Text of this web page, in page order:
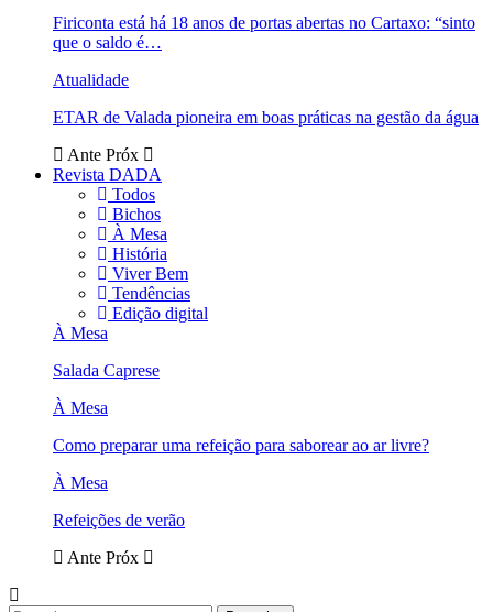
Firiconta está há 18 anos de portas abertas no Cartaxo: “sinto
que o saldo é…
Atualidade
ETAR de Valada pioneira em boas práticas na gestão da água
Ante Próx
Revista DADA
Todos
Bichos
À Mesa
História
Viver Bem
Tendências
Edição digital
À Mesa
Salada Caprese
À Mesa
Como preparar uma refeição para saborear ao ar livre?
À Mesa
Refeições de verão
Ante Próx